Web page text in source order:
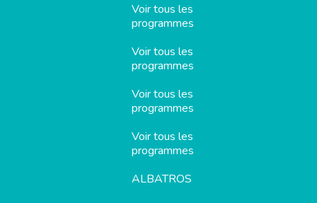
Voir tous les
programmes
Voir tous les
programmes
Voir tous les
programmes
Voir tous les
programmes
ALBATROS